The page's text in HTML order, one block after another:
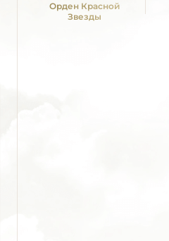
Орден Красной
Звезды